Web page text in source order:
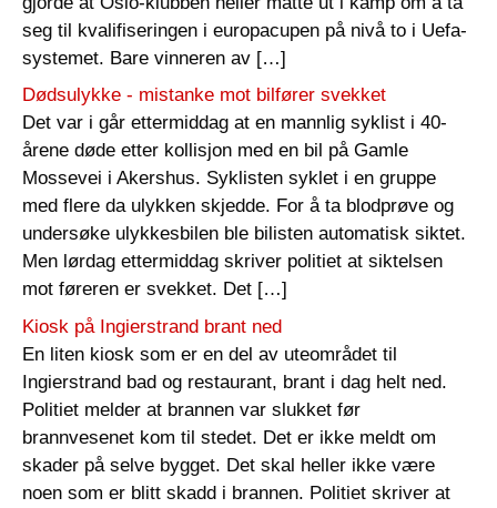
seg til kvalifiseringen i europacupen på nivå to i Uefa-
systemet. Bare vinneren av […]
Dødsulykke - mistanke mot bilfører svekket
Det var i går ettermiddag at en mannlig syklist i 40-
årene døde etter kollisjon med en bil på Gamle
Mossevei i Akershus. Syklisten syklet i en gruppe
med flere da ulykken skjedde. For å ta blodprøve og
undersøke ulykkesbilen ble bilisten automatisk siktet.
Men lørdag ettermiddag skriver politiet at siktelsen
mot føreren er svekket. Det […]
Kiosk på Ingierstrand brant ned
En liten kiosk som er en del av uteområdet til
Ingierstrand bad og restaurant, brant i dag helt ned.
Politiet melder at brannen var slukket før
brannvesenet kom til stedet. Det er ikke meldt om
skader på selve bygget. Det skal heller ikke være
noen som er blitt skadd i brannen. Politiet skriver at